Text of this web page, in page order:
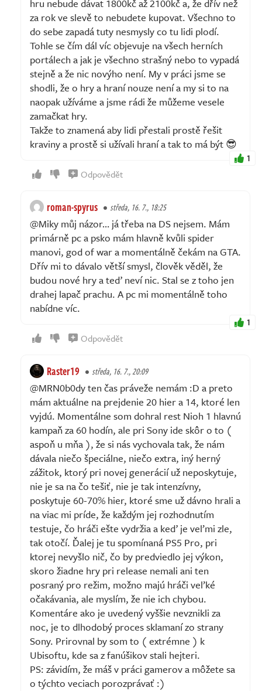
hru nebude dávat 1800kč až 2100kč a, že dřív než
za rok ve slevě to nebudete kupovat. Všechno to
do sebe zapadá tuty nesmysly co tu lidi plodí.
Tohle se čím dál víc objevuje na všech herních
portálech a jak je všechno strašný nebo to vypadá
stejně a že nic novýho není. My v práci jsme se
shodli, že o hry a hraní nouze není a my si to na
naopak užíváme a jsme rádi že můžeme vesele
zamačkat hry.
Takže to znamená aby lidi přestali prostě řešit
kraviny a prostě si užívali hraní a tak to má být 😎
1
Odpovědět
roman-spyrus středa, 16. 7., 18:25
@Miky můj názor… já třeba na DS nejsem. Mám
primárně pc a psko mám hlavně kvůli spider
manovi, god of war a momentálně čekám na GTA.
Dřív mi to dávalo větší smysl, člověk věděl, že
budou nové hry a teď neví nic. Stal se z toho jen
drahej lapač prachu. A pc mi momentálně toho
nabídne víc.
1
Odpovědět
Raster19 středa, 16. 7., 20:09
@MRN0b0dy ten čas práveže nemám :D a preto
mám aktuálne na prejdenie 20 hier a 14, ktoré len
vyjdú. Momentálne som dohral rest Nioh 1 hlavnú
kampaň za 60 hodín, ale pri Sony ide skôr o to (
aspoň u mňa ), že si nás vychovala tak, že nám
dávala niečo špeciálne, niečo extra, iný herný
zážitok, ktorý pri novej generácií už neposkytuje,
nie je sa na čo tešiť, nie je tak intenzívny,
poskytuje 60-70% hier, ktoré sme už dávno hrali a
na viac mi príde, že každým jej rozhodnutím
testuje, čo hráči ešte vydržia a keď je veľmi zle,
tak otočí. Ďalej je tu spomínaná PS5 Pro, pri
ktorej nevyšlo nič, čo by predviedlo jej výkon,
skoro žiadne hry pri release nemali ani ten
posraný pro režim, možno majú hráči veľké
očakávania, ale myslím, že nie ich chybou.
Komentáre ako je uvedený vyššie nevznikli za
noc, je to dlhodobý proces sklamaní zo strany
Sony. Prirovnal by som to ( extrémne ) k
Ubisoftu, kde sa z fanúšikov stali hejteri.
PS: závidím, že máš v práci gamerov a môžete sa
o týchto veciach porozprávať :)